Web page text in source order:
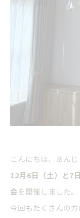
こんにちは、あん
12月6日（土）と7日
会を開催しました。
今回もたくさんの